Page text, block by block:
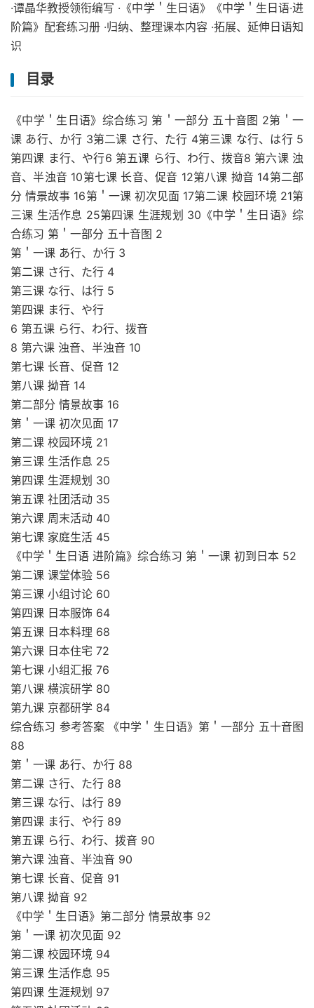
·谭晶华教授领衔编写 ·《中学＇生日语》《中学＇生日语·进
阶篇》配套练习册 ·归纳、整理课本内容 ·拓展、延伸日语知
识
目录
《中学＇生日语》综合练习 第＇一部分 五十音图 2第＇一
课 あ行、か行 3第二课 さ行、た行 4第三课 な行、は行 5
第四课 ま行、や行6 第五课 ら行、わ行、拨音8 第六课 浊
音、半浊音 10第七课 长音、促音 12第八课 拗音 14第二部
分 情景故事 16第＇一课 初次见面 17第二课 校园环境 21第
三课 生活作息 25第四课 生涯规划 30《中学＇生日语》综
合练习 第＇一部分 五十音图 2
第＇一课 あ行、か行 3
第二课 さ行、た行 4
第三课 な行、は行 5
第四课 ま行、や行
6 第五课 ら行、わ行、拨音
8 第六课 浊音、半浊音 10
第七课 长音、促音 12
第八课 拗音 14
第二部分 情景故事 16
第＇一课 初次见面 17
第二课 校园环境 21
第三课 生活作息 25
第四课 生涯规划 30
第五课 社团活动 35
第六课 周末活动 40
第七课 家庭生活 45
《中学＇生日语 进阶篇》综合练习 第＇一课 初到日本 52
第二课 课堂体验 56
第三课 小组讨论 60
第四课 日本服饰 64
第五课 日本料理 68
第六课 日本住宅 72
第七课 小组汇报 76
第八课 横滨研学 80
第九课 京都研学 84
综合练习 参考答案 《中学＇生日语》第＇一部分 五十音图
88
第＇一课 あ行、か行 88
第二课 さ行、た行 88
第三课 な行、は行 89
第四课 ま行、や行 89
第五课 ら行、わ行、拨音 90
第六课 浊音、半浊音 90
第七课 长音、促音 91
第八课 拗音 92
《中学＇生日语》第二部分 情景故事 92
第＇一课 初次见面 92
第二课 校园环境 94
第三课 生活作息 95
第四课 生涯规划 97